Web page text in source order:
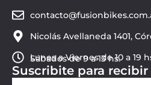
Nicolás Avellaneda 1401,
Lunes a Viernes de 10 a 19
Sábados de 9 a 13 hs.
Suscribite para